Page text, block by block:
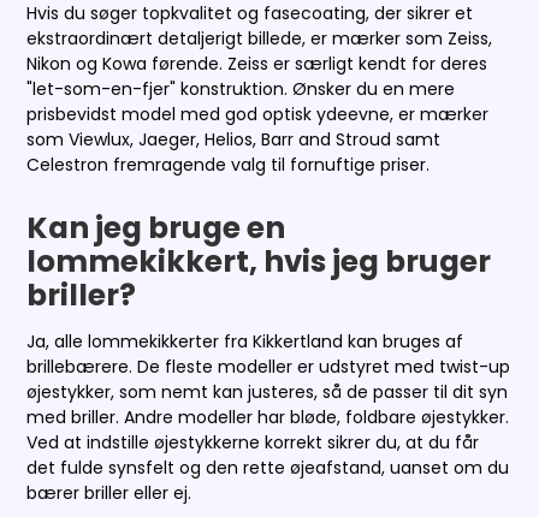
Hvis du søger topkvalitet og fasecoating, der sikrer et
ekstraordinært detaljerigt billede, er mærker som Zeiss,
Nikon og Kowa førende. Zeiss er særligt kendt for deres
"let-som-en-fjer" konstruktion. Ønsker du en mere
prisbevidst model med god optisk ydeevne, er mærker
som Viewlux, Jaeger, Helios, Barr and Stroud samt
Celestron fremragende valg til fornuftige priser.
Kan jeg bruge en
lommekikkert, hvis jeg bruger
briller?
Ja, alle lommekikkerter fra Kikkertland kan bruges af
brillebærere. De fleste modeller er udstyret med twist-up
øjestykker, som nemt kan justeres, så de passer til dit syn
med briller. Andre modeller har bløde, foldbare øjestykker.
Ved at indstille øjestykkerne korrekt sikrer du, at du får
det fulde synsfelt og den rette øjeafstand, uanset om du
bærer briller eller ej.